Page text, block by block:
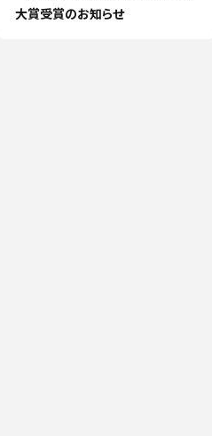
大賞受賞のお知らせ